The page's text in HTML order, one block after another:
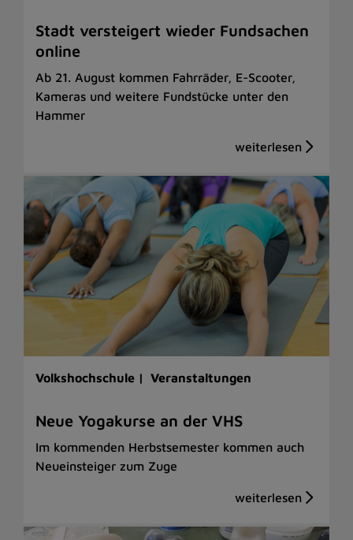
Stadt versteigert wieder Fundsachen
online
Ab 21. August kommen Fahrräder, E-Scooter,
Kameras und weitere Fundstücke unter den
Hammer
Volkshochschule | Veranstaltungen
Neue Yogakurse an der VHS
Im kommenden Herbstsemester kommen auch
Neueinsteiger zum Zuge